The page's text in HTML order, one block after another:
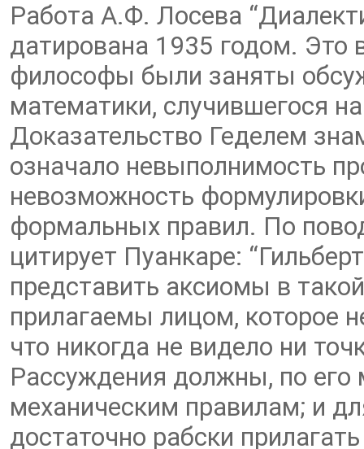
Работа А.Ф. Лосева
датирована 1935 годом. Это
философы были заняты
математики, случившегося
Доказательство Геделем
означало невыполнимость
невозможность
формальных правил. По
цитирует Пуанкаре:
представить аксиомы в
прилагаемы лицом, которое
что никогда не видело ни
Рассуждения должны, по его
механическим правилам; и
достаточно рабски